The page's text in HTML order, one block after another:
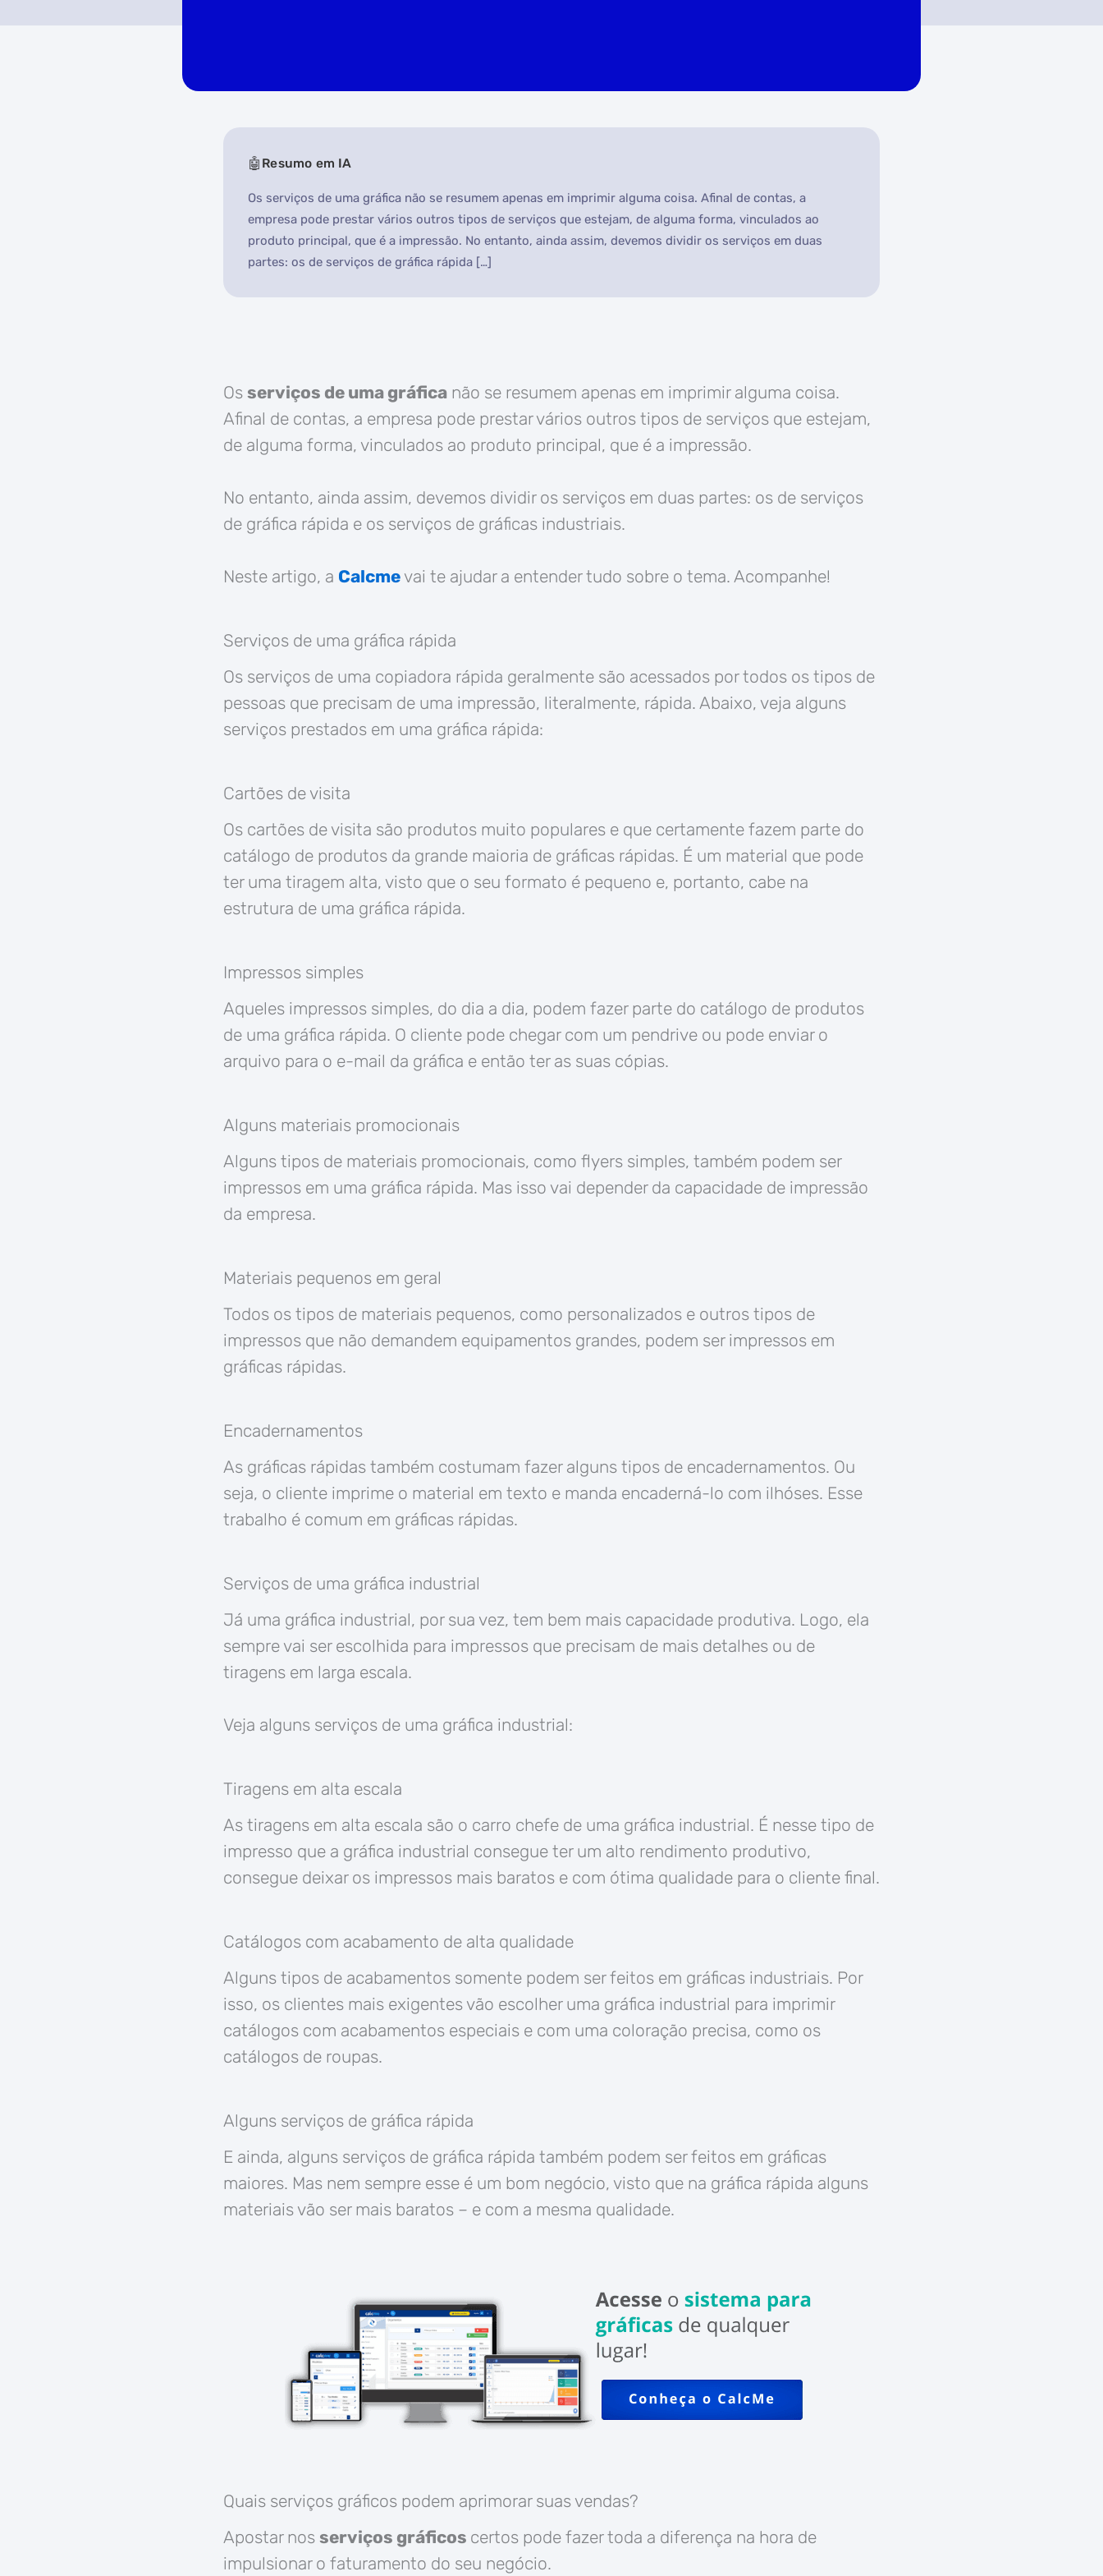
Resumo em IA
Os serviços de uma gráfica não se resumem apenas em imprimir alguma coisa. Afinal de contas, a
empresa pode prestar vários outros tipos de serviços que estejam, de alguma forma, vinculados ao
produto principal, que é a impressão. No entanto, ainda assim, devemos dividir os serviços em duas
partes: os de serviços de gráfica rápida […]
Os serviços de uma gráfica não se resumem apenas em imprimir alguma coisa.
Afinal de contas, a empresa pode prestar vários outros tipos de serviços que estejam,
de alguma forma, vinculados ao produto principal, que é a impressão.
No entanto, ainda assim, devemos dividir os serviços em duas partes: os de serviços
de gráfica rápida e os serviços de gráficas industriais.
Neste artigo, a Calcme vai te ajudar a entender tudo sobre o tema. Acompanhe!
Serviços de uma gráfica rápida
Os serviços de uma copiadora rápida geralmente são acessados por todos os tipos de
pessoas que precisam de uma impressão, literalmente, rápida. Abaixo, veja alguns
serviços prestados em uma gráfica rápida:
Cartões de visita
Os cartões de visita são produtos muito populares e que certamente fazem parte do
catálogo de produtos da grande maioria de gráficas rápidas. É um material que pode
ter uma tiragem alta, visto que o seu formato é pequeno e, portanto, cabe na
estrutura de uma gráfica rápida.
Impressos simples
Aqueles impressos simples, do dia a dia, podem fazer parte do catálogo de produtos
de uma gráfica rápida. O cliente pode chegar com um pendrive ou pode enviar o
arquivo para o e-mail da gráfica e então ter as suas cópias.
Alguns materiais promocionais
Alguns tipos de materiais promocionais, como flyers simples, também podem ser
impressos em uma gráfica rápida. Mas isso vai depender da capacidade de impressão
da empresa.
Materiais pequenos em geral
Todos os tipos de materiais pequenos, como personalizados e outros tipos de
impressos que não demandem equipamentos grandes, podem ser impressos em
gráficas rápidas.
Encadernamentos
As gráficas rápidas também costumam fazer alguns tipos de encadernamentos. Ou
seja, o cliente imprime o material em texto e manda encaderná-lo com ilhóses. Esse
trabalho é comum em gráficas rápidas.
Serviços de uma gráfica industrial
Já uma gráfica industrial, por sua vez, tem bem mais capacidade produtiva. Logo, ela
sempre vai ser escolhida para impressos que precisam de mais detalhes ou de
tiragens em larga escala.
Veja alguns serviços de uma gráfica industrial:
Tiragens em alta escala
As tiragens em alta escala são o carro chefe de uma gráfica industrial. É nesse tipo de
impresso que a gráfica industrial consegue ter um alto rendimento produtivo,
consegue deixar os impressos mais baratos e com ótima qualidade para o cliente final.
Catálogos com acabamento de alta qualidade
Alguns tipos de acabamentos somente podem ser feitos em gráficas industriais. Por
isso, os clientes mais exigentes vão escolher uma gráfica industrial para imprimir
catálogos com acabamentos especiais e com uma coloração precisa, como os
catálogos de roupas.
Alguns serviços de gráfica rápida
E ainda, alguns serviços de gráfica rápida também podem ser feitos em gráficas
maiores. Mas nem sempre esse é um bom negócio, visto que na gráfica rápida alguns
materiais vão ser mais baratos – e com a mesma qualidade.
Quais serviços gráficos podem aprimorar suas vendas?
Apostar nos serviços gráficos certos pode fazer toda a diferença na hora de
impulsionar o faturamento do seu negócio.